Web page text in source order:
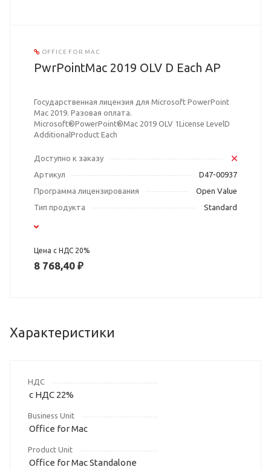
OFFICE FOR MAC
PwrPointMac 2019 OLV D Each AP
Государственная лицензия для Microsoft PowerPoint
Mac 2019. Разовая оплата.
Microsoft®PowerPoint®Mac 2019 OLV 1License LevelD
AdditionalProduct Each
Доступно к заказу
Артикул
D47-00937
Программа лицензирования
Open Value
Тип продукта
Standard
Цена с НДС 20%
8 768,40 ₽
Характеристики
НДС
с НДС 22%
Business Unit
Office for Mac
Product Unit
Office for Mac Standalone